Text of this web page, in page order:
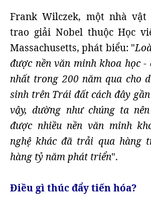
Frank Wilczek, một nhà
trao giải Nobel thuộc Học
Massachusetts, phát biểu: "
được nền văn minh khoa học -
nhất trong 200 năm qua cho
sinh trên Trái đất cách đây
vậy, dường như chúng ta
được nhiều nền văn minh
nghệ khác đã trải qua hàng
hàng tỷ năm phát triển".
Điều gì thúc đẩy tiến hóa?